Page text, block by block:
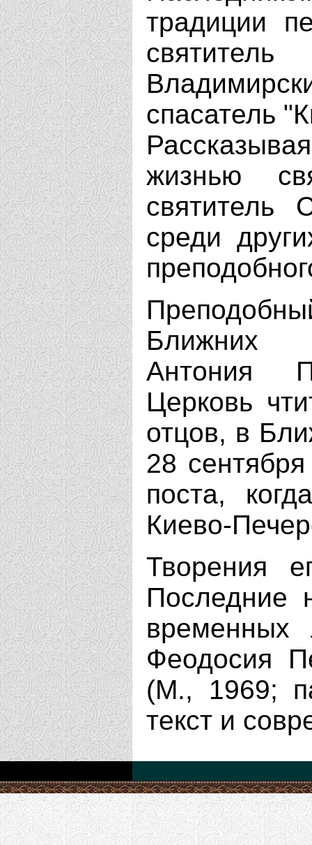
традиции
спасатель
жизнью
святитель
среди
Ближних
Антония
Церковь
отцов, в
28
поста,
Киево-
Творения
Последние
Феодосия
(М., 1969;
текст и